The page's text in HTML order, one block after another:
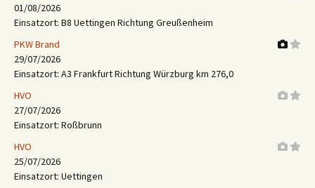
01/08/2026
Einsatzort: B8 Uettingen Richtung Greußenheim
PKW Brand
29/07/2026
Einsatzort: A3 Frankfurt Richtung Würzburg km 276,0
HVO
27/07/2026
Einsatzort: Roßbrunn
HVO
25/07/2026
Einsatzort: Uettingen